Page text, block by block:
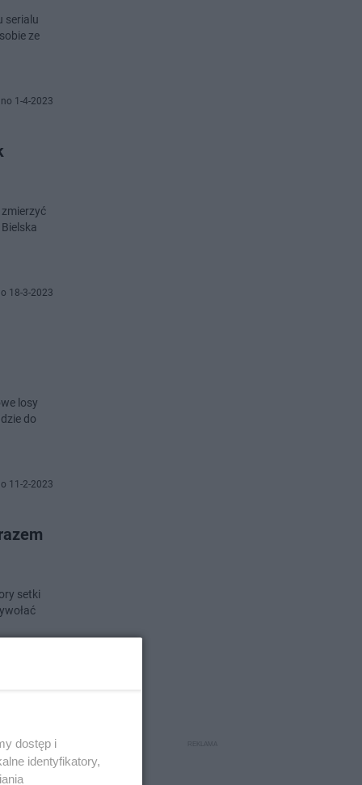
serialu
ze
1-4-2023
zmierzyć
18-3-2023
losy
do
11-2-2023
setki
dostęp i
identyfikatory,